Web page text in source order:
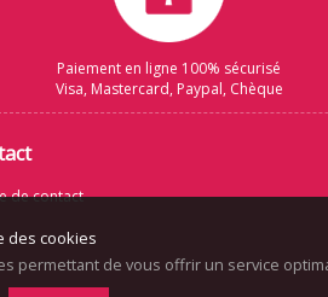
des cookies
permettant de vous offrir un service
Paiement en ligne 100% sécurisé
Visa, Mastercard, Paypal, Chèque
de contact